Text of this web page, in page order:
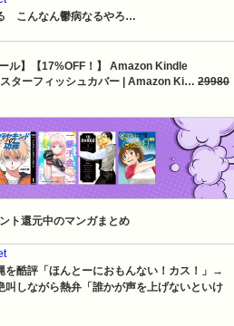
　こんなん鬱病なるやろ…
ル】【17%OFF！】 Amazon Kindle
ターフィッシュカバー | Amazon Ki… 29980
ト還元中のマンガまとめ
を酷評「ほんとーにおもんない！カス！」→
しながら熱弁「誰かが声を上げないといけ